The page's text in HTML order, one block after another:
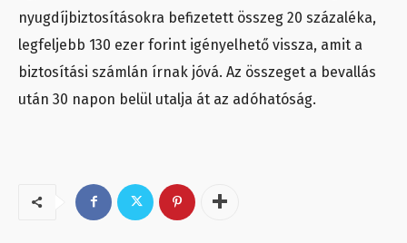
nyugdíjbiztosításokra befizetett összeg 20 százaléka,
legfeljebb 130 ezer forint igényelhető vissza, amit a
biztosítási számlán írnak jóvá. Az összeget a bevallás
után 30 napon belül utalja át az adóhatóság.